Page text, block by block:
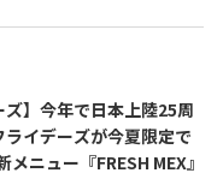
ズ】今年で日本上陸25周
イデーズが今夏限定で
ニュー『FRESH MEX』